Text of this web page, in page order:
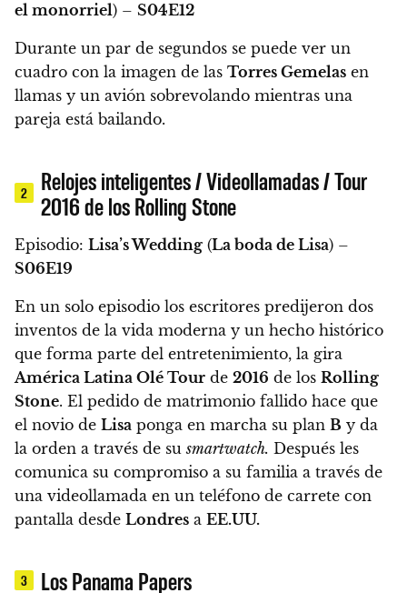
el monorriel) – S04E12
Durante un par de segundos se puede ver un
cuadro con la imagen de las Torres Gemelas en
llamas y un avión sobrevolando mientras una
pareja está bailando.
2
Relojes inteligentes / Videollamadas / Tour
2016 de los Rolling Stone
Episodio: Lisa’s Wedding (La boda de Lisa) –
S06E19
En un solo episodio los escritores predijeron dos
inventos de la vida moderna y un hecho histórico
que forma parte del entretenimiento, la gira
América Latina Olé Tour de 2016 de los Rolling
Stone. El pedido de matrimonio fallido hace que
el novio de Lisa ponga en marcha su plan B y da
la orden a través de susmartwatch. Después les
comunica su compromiso a su familia a través de
una videollamada en un teléfono de carrete con
pantalla desde Londres a EE.UU.
3 Los Panama Papers